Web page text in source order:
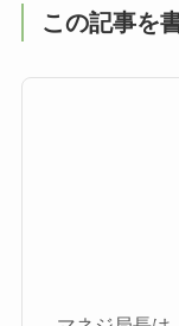
この記事を